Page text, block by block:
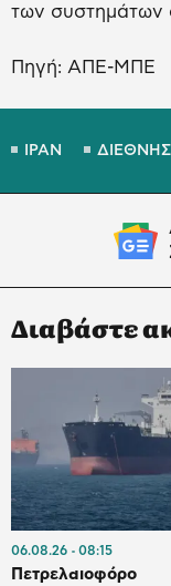
των συστημάτων
Πηγή: ΑΠΕ-ΜΠΕ
ΙΡΑΝ
Διαβάστε
06.08.26 08:15
Πετρελαιοφόρο